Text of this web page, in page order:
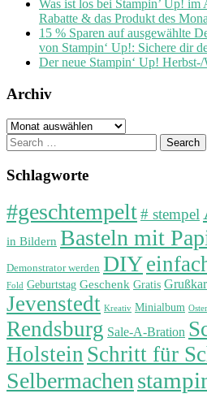
Was ist los bei Stampin’ Up!
Rabatte & das Produkt des
15 % Sparen auf ausgewählte
von Stampin‘ Up!: Sichere dir
Der neue Stampin‘ Up!
Archiv
Archiv
Search
for:
Schlagworte
#geschtempelt# stempel
in Bildern Basteln mit
Demonstrator werden DIY
Fold Geburtstag Geschenk Gratis
Jevenstedt Kreativ Minialbum
Rendsburg Sale-A-Bration
Holstein Schritt für
Selbermachen